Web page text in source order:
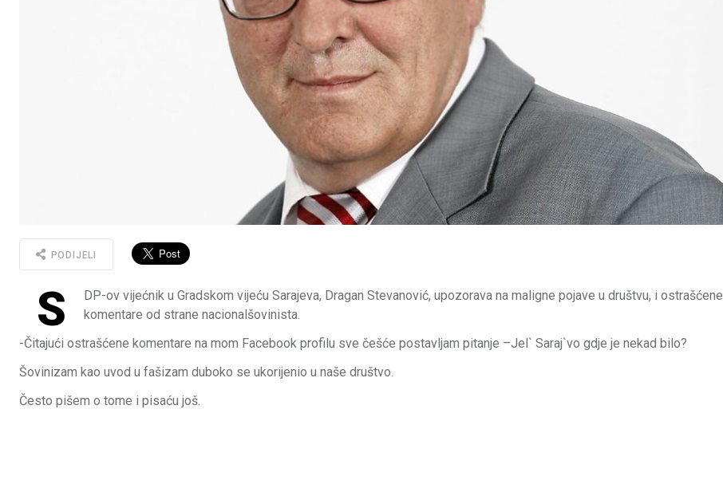
PODIJELI
S
DP-ov vijećnik u Gradskom vijeću Sarajeva, Dragan Stevanović, upozorava na maligne pojave u društvu, i ostrašćene
komentare od strane nacionalšovinista.
-Čitajući ostrašćene komentare na mom Facebook profilu sve češće postavljam pitanje –Jel` Saraj`vo gdje je nekad bilo?
Šovinizam kao uvod u fašizam duboko se ukorijenio u naše društvo.
Često pišem o tome i pisaću još.